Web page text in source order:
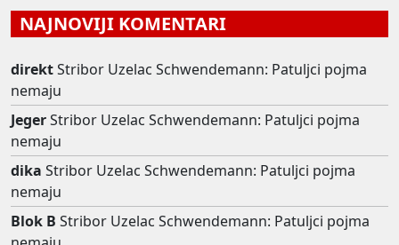
NAJNOVIJI KOMENTARI
direktStribor Uzelac Schwendemann: Patuljci pojma
nemaju
JegerStribor Uzelac Schwendemann: Patuljci pojma
nemaju
dika Stribor Uzelac Schwendemann: Patuljci pojma
nemaju
Blok B Stribor Uzelac Schwendemann: Patuljci pojma